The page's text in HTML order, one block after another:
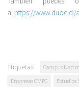
a: https://www.duoc.cl/
Etiquetas: Campus
Empresas CMPC
Estudios